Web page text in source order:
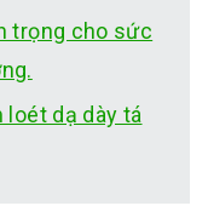
trọng cho sức
loét dạ dày tá